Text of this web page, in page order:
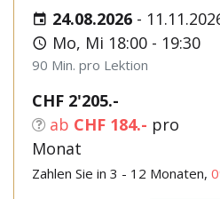
24.08.2026 -
Mo, Mi 18:00 - 19:30
90 Min. pro Lektion
CHF 2'205.-
ab CHF 184.- pro
Monat
Zahlen Sie in 3 - 12 Monaten,